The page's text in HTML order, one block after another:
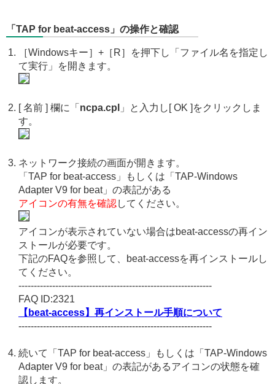
「TAP for beat-access」の操作と確認
［Windowsキー］+［R］を押下し「ファイル名を指定し
て実行」を開きます。
[ 名前 ] 欄に「 ncpa.cpl
」と入力し[ OK ]をクリックしま
す。
ネットワーク接続の画面が開きます。
「TAP for beat-access」もしくは「TAP-Windows
Adapter V9 for beat」の表記がある
アイコンの有無を確認してください。
アイコンが表示されていない場合はbeat-accessの再イン
ストールが必要です。
下記のFAQを参照して、beat-accessを再インストールし
てください。
---------------------------------------------------------------
FAQ ID:2321
【beat-access】再インストール手順について
---------------------------------------------------------------
続いて「TAP for beat-access」もしくは「TAP-Windows
Adapter V9 for beat」の表記があるアイコンの状態を確
認します。